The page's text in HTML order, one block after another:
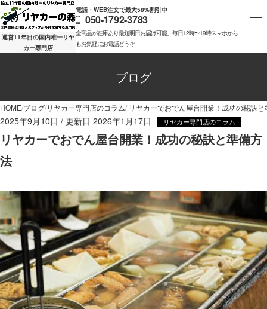
運営11年目の国内唯一リヤ
カー専門店
電話・WEB注文で最大58%割引中
050-1792-3783
全商品が在庫あり最短明日お届け可能。毎日12時〜19時スマホから
もお気軽にお電話どうぞ
ブログ
HOMEブログリヤカー専門店のコラム リヤカーでおでん屋台開業！成功の秘訣と
2025年9月10日 2026年1月17日 リヤカー専門店のコラム
リヤカーでおでん屋台開業！成功の秘訣と準備方
法